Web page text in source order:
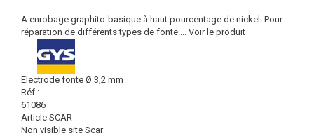
A enrobage graphito-basique à haut pourcentage de nickel. Pour
réparation de différents types de fonte.... Voir le produit
Electrode fonte Ø 3,2 mm
Réf :
61086
Article SCAR
Non visible site Scar